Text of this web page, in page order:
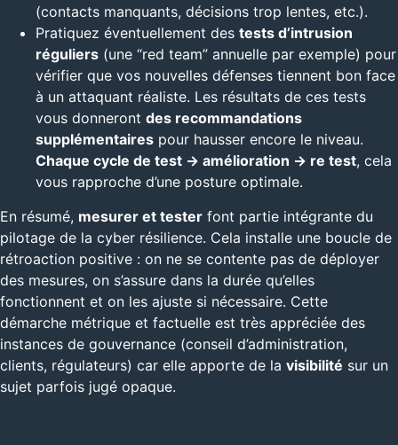
(contacts manquants, décisions trop lentes, etc.).
Pratiquez éventuellement des tests d’intrusion
réguliers (une “red team” annuelle par exemple) pour
vérifier que vos nouvelles défenses tiennent bon face
à un attaquant réaliste. Les résultats de ces tests
vous donneront des recommandations
supplémentaires pour hausser encore le niveau.
Chaque cycle de test -> amélioration -> re test, cela
vous rapproche d’une posture optimale.
En résumé, mesurer et tester font partie intégrante du
pilotage de la cyber résilience. Cela installe une boucle de
rétroaction positive : on ne se contente pas de déployer
des mesures, on s’assure dans la durée qu’elles
fonctionnent et on les ajuste si nécessaire. Cette
démarche métrique et factuelle est très appréciée des
instances de gouvernance (conseil d’administration,
clients, régulateurs) car elle apporte de la visibilité sur un
sujet parfois jugé opaque.